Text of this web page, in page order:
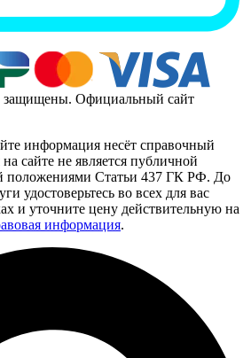
защищены. Официальный сайт
информация несёт справочный
сайте не является публичной
положениями Статьи 437 ГК РФ. До
удостоверьтесь во всех для вас
и уточните цену действительную на
информация.